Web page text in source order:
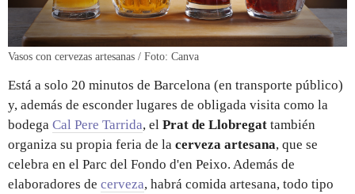
Vasos con cervezas artesanas / Foto: Canva
Está a solo 20 minutos de Barcelona (en transporte público)
y, además de esconder lugares de obligada visita como la
bodega Cal Pere Tarrida, el Prat de Llobregat también
organiza su propia feria de la cerveza artesana, que se
celebra en el Parc del Fondo d'en Peixo. Además de
elaboradores de cerveza, habrá comida artesana, todo tipo